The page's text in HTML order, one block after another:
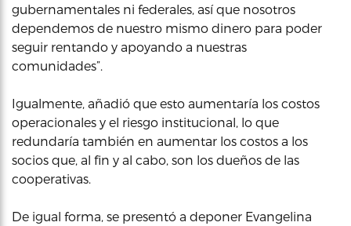
gubernamentales ni federales, así que nosotros
dependemos de nuestro mismo dinero para poder
seguir rentando y apoyando a nuestras
comunidades”.
Igualmente, añadió que esto aumentaría los costos
operacionales y el riesgo institucional, lo que
redundaría también en aumentar los costos a los
socios que, al fin y al cabo, son los dueños de las
cooperativas.
De igual forma, se presentó a deponer Evangelina